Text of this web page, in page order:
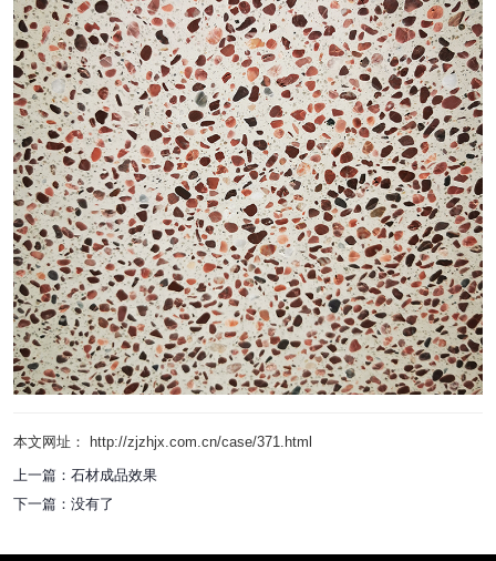
本文网址： http://zjzhjx.com.cn/case/371.html
上一篇： 石材成品效果
下一篇： 没有了